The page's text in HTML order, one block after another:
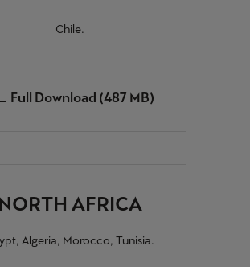
Chile.
Full Download (487 MB)
NORTH AFRICA
Algeria, Morocco, Tunisia.